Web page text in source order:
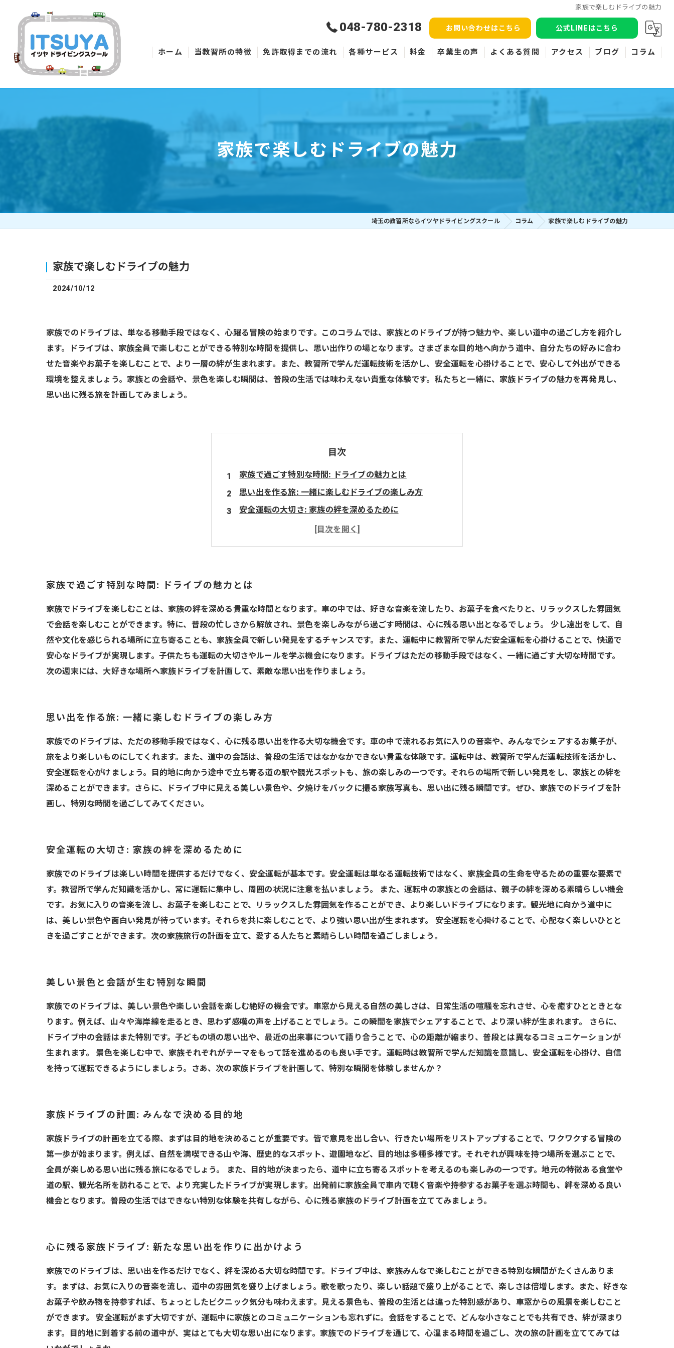
家族で楽しむドライブの魅力
048-780-2318 お問い合わせはこちら 公式LINEはこちら
ホーム 当教習所の特徴 免許取得までの流れ 各種サービス
ペーパードライバー
料金 卒業生の声 よくある質問 アクセス ブログ コラム
家族で楽しむドライブの魅力
埼玉の教習所ならイツヤドライビングスクール コラム 家族で楽しむドライブの魅力
家族で楽しむドライブの魅力
2024/10/12
家族でのドライブは、単なる移動手段ではなく、心躍る冒険の始まりです。このコラムでは、家族とのドライブが持つ魅力や、楽しい道中の過ごし方を紹介し
ます。ドライブは、家族全員で楽しむことができる特別な時間を提供し、思い出作りの場となります。さまざまな目的地へ向かう道中、自分たちの好みに合わ
せた音楽やお菓子を楽しむことで、より一層の絆が生まれます。また、教習所で学んだ運転技術を活かし、安全運転を心掛けることで、安心して外出ができる
環境を整えましょう。家族との会話や、景色を楽しむ瞬間は、普段の生活では味わえない貴重な体験です。私たちと一緒に、家族ドライブの魅力を再発見し、
思い出に残る旅を計画してみましょう。
目次
家族で過ごす特別な時間: ドライブの魅力とは
思い出を作る旅: 一緒に楽しむドライブの楽しみ方
安全運転の大切さ: 家族の絆を深めるために
美しい景色と会話が生む特別な瞬間
家族ドライブの計画: みんなで決める目的地
家族で過ごす特別な時間: ドライブの魅力とは
家族でドライブを楽しむことは、家族の絆を深める貴重な時間となります。車の中では、好きな音楽を流したり、お菓子を食べたりと、リラックスした雰囲気
で会話を楽しむことができます。特に、普段の忙しさから解放され、景色を楽しみながら過ごす時間は、心に残る思い出となるでしょう。 少し遠出をして、自
然や文化を感じられる場所に立ち寄ることも、家族全員で新しい発見をするチャンスです。また、運転中に教習所で学んだ安全運転を心掛けることで、快適で
安心なドライブが実現します。子供たちも運転の大切さやルールを学ぶ機会になります。ドライブはただの移動手段ではなく、一緒に過ごす大切な時間です。
次の週末には、大好きな場所へ家族ドライブを計画して、素敵な思い出を作りましょう。
思い出を作る旅: 一緒に楽しむドライブの楽しみ方
家族でのドライブは、ただの移動手段ではなく、心に残る思い出を作る大切な機会です。車の中で流れるお気に入りの音楽や、みんなでシェアするお菓子が、
旅をより楽しいものにしてくれます。また、道中の会話は、普段の生活ではなかなかできない貴重な体験です。運転中は、教習所で学んだ運転技術を活かし、
安全運転を心がけましょう。目的地に向かう途中で立ち寄る道の駅や観光スポットも、旅の楽しみの一つです。それらの場所で新しい発見をし、家族との絆を
深めることができます。さらに、ドライブ中に見える美しい景色や、夕焼けをバックに撮る家族写真も、思い出に残る瞬間です。ぜひ、家族でのドライブを計
画し、特別な時間を過ごしてみてください。
安全運転の大切さ: 家族の絆を深めるために
家族でのドライブは楽しい時間を提供するだけでなく、安全運転が基本です。安全運転は単なる運転技術ではなく、家族全員の生命を守るための重要な要素で
す。教習所で学んだ知識を活かし、常に運転に集中し、周囲の状況に注意を払いましょう。 また、運転中の家族との会話は、親子の絆を深める素晴らしい機会
です。お気に入りの音楽を流し、お菓子を楽しむことで、リラックスした雰囲気を作ることができ、より楽しいドライブになります。観光地に向かう道中に
は、美しい景色や面白い発見が待っています。それらを共に楽しむことで、より強い思い出が生まれます。 安全運転を心掛けることで、心配なく楽しいひとと
きを過ごすことができます。次の家族旅行の計画を立て、愛する人たちと素晴らしい時間を過ごしましょう。
美しい景色と会話が生む特別な瞬間
家族でのドライブは、美しい景色や楽しい会話を楽しむ絶好の機会です。車窓から見える自然の美しさは、日常生活の喧騒を忘れさせ、心を癒すひとときとな
ります。例えば、山々や海岸線を走るとき、思わず感嘆の声を上げることでしょう。この瞬間を家族でシェアすることで、より深い絆が生まれます。 さらに、
ドライブ中の会話はまた特別です。子どもの頃の思い出や、最近の出来事について語り合うことで、心の距離が縮まり、普段とは異なるコミュニケーションが
生まれます。 景色を楽しむ中で、家族それぞれがテーマをもって話を進めるのも良い手です。運転時は教習所で学んだ知識を意識し、安全運転を心掛け、自信
を持って運転できるようにしましょう。さあ、次の家族ドライブを計画して、特別な瞬間を体験しませんか？
家族ドライブの計画: みんなで決める目的地
家族ドライブの計画を立てる際、まずは目的地を決めることが重要です。皆で意見を出し合い、行きたい場所をリストアップすることで、ワクワクする冒険の
第一歩が始まります。例えば、自然を満喫できる山や海、歴史的なスポット、遊園地など、目的地は多種多様です。それぞれが興味を持つ場所を選ぶことで、
全員が楽しめる思い出に残る旅になるでしょう。 また、目的地が決まったら、道中に立ち寄るスポットを考えるのも楽しみの一つです。地元の特徴ある食堂や
道の駅、観光名所を訪れることで、より充実したドライブが実現します。出発前に家族全員で車内で聴く音楽や持参するお菓子を選ぶ時間も、絆を深める良い
機会となります。普段の生活ではできない特別な体験を共有しながら、心に残る家族のドライブ計画を立ててみましょう。
心に残る家族ドライブ: 新たな思い出を作りに出かけよう
家族でのドライブは、思い出を作るだけでなく、絆を深める大切な時間です。ドライブ中は、家族みんなで楽しむことができる特別な瞬間がたくさんありま
す。まずは、お気に入りの音楽を流し、道中の雰囲気を盛り上げましょう。歌を歌ったり、楽しい話題で盛り上がることで、楽しさは倍増します。また、好きな
お菓子や飲み物を持参すれば、ちょっとしたピクニック気分も味わえます。見える景色も、普段の生活とは違った特別感があり、車窓からの風景を楽しむこと
ができます。 安全運転がまず大切ですが、運転中に家族とのコミュニケーションも忘れずに。会話をすることで、どんな小さなことでも共有でき、絆が深まり
ます。目的地に到着する前の道中が、実はとても大切な思い出になります。家族でのドライブを通じて、心温まる時間を過ごし、次の旅の計画を立ててみては